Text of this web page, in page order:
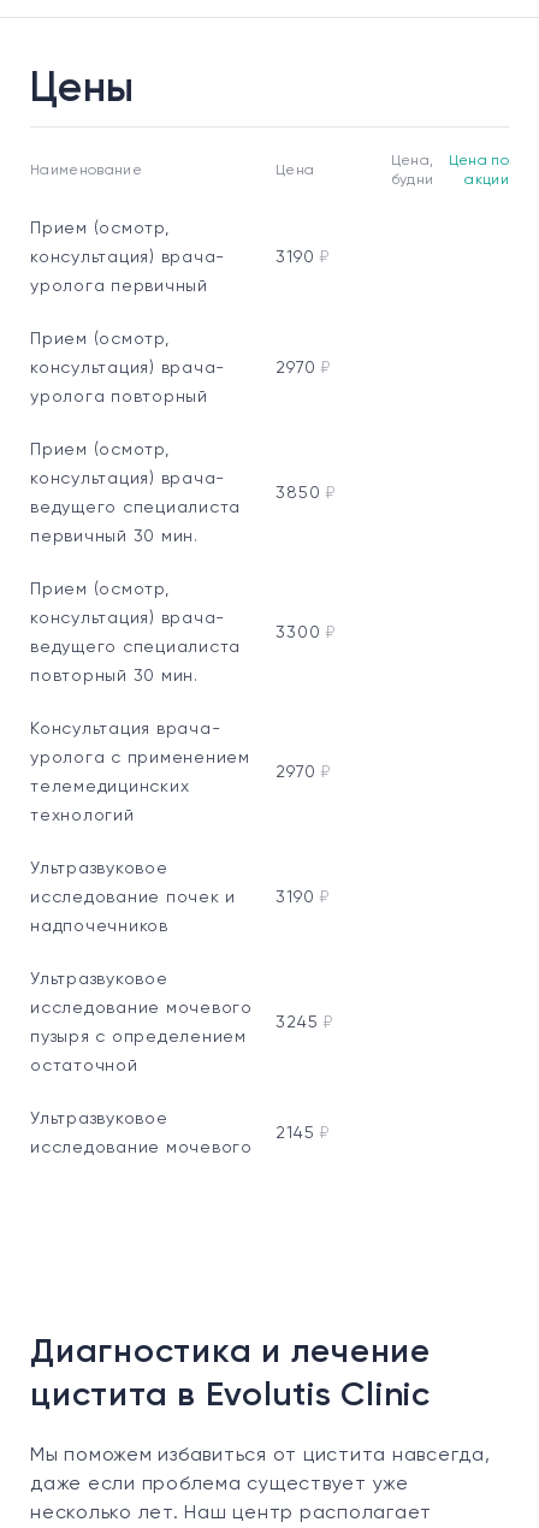
Цены
Наименование Цена
Цена,
будни
Цена по
акции
Прием (осмотр,
консультация) врача-
уролога первичный
3190 ₽
Прием (осмотр,
консультация) врача-
уролога повторный
2970 ₽
Прием (осмотр,
консультация) врача-
ведущего специалиста
первичный 30 мин.
3850 ₽
Прием (осмотр,
консультация) врача-
ведущего специалиста
повторный 30 мин.
3300 ₽
Консультация врача-
уролога с применением
телемедицинских
технологий
2970 ₽
Ультразвуковое
исследование почек и
надпочечников
3190 ₽
Ультразвуковое
исследование мочевого
пузыря с определением
остаточной
3245 ₽
Ультразвуковое
исследование мочевого
2145 ₽
Диагностика и лечение
цистита в Evolutis Clinic
Мы поможем избавиться от цистита навсегда,
даже если проблема существует уже
несколько лет. Наш центр располагает